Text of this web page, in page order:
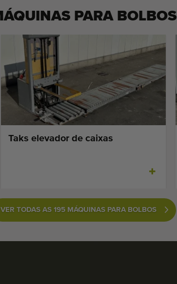
PARA BOLBOS
Taks elevador de caixas
VER TODAS AS 195 MÁQUINAS PARA BOLBOS